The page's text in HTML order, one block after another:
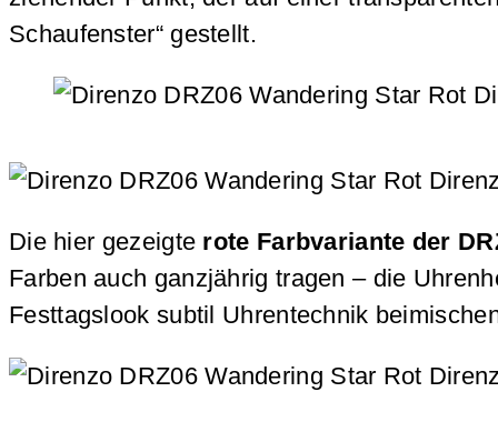
Schaufenster“ gestellt.
Die hier gezeigte rote Farbvariante der
Farben auch ganzjährig tragen – die
Festtagslook subtil Uhrentechnik